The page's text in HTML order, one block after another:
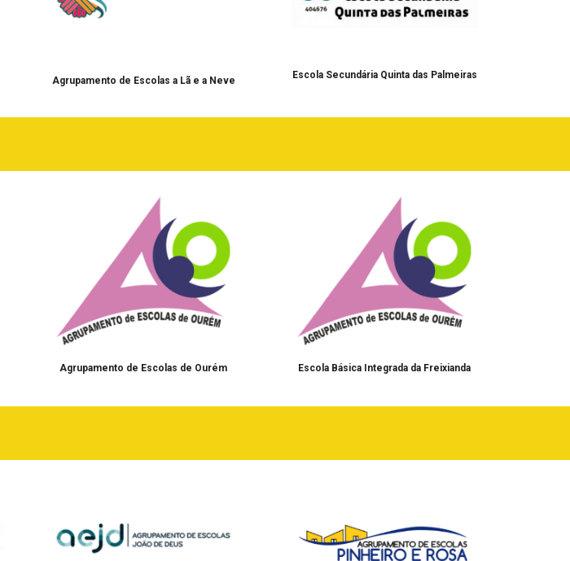
Agrupamento de Escolas a Lã e a Neve
Escola Secundária Quinta das Palmeiras
Agrupamento de Escolas de Ourém Escola Básica Integrada da Freixianda